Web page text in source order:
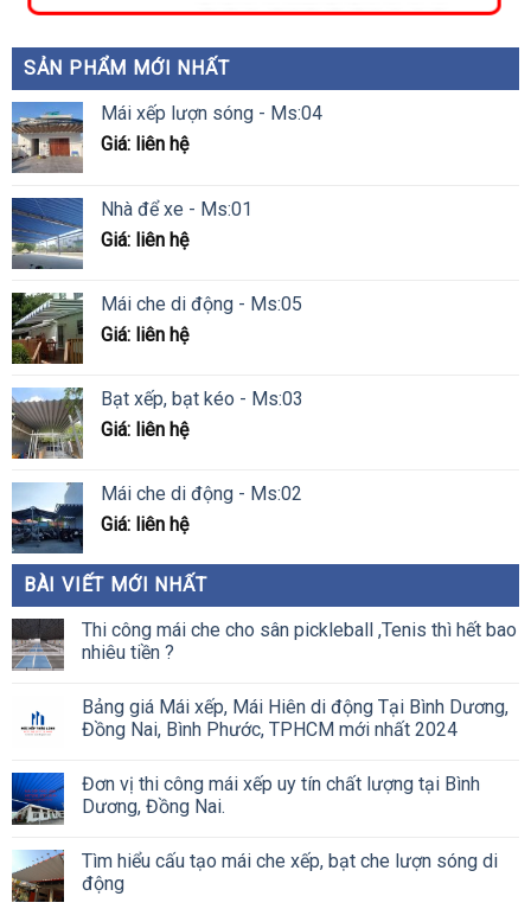
SẢN PHẨM MỚI NHẤT
Mái xếp lượn sóng - Ms:04
Giá: liên hệ
Nhà để xe - Ms:01
Giá: liên hệ
Mái che di động - Ms:05
Giá: liên hệ
Bạt xếp, bạt kéo - Ms:03
Giá: liên hệ
Mái che di động - Ms:02
Giá: liên hệ
BÀI VIẾT MỚI NHẤT
Thi công mái che cho sân pickleball ,Tenis thì hết bao
nhiêu tiền ?
Bảng giá Mái xếp, Mái Hiên di động Tại Bình Dương,
Đồng Nai, Bình Phước, TPHCM mới nhất 2024
Đơn vị thi công mái xếp uy tín chất lượng tại Bình
Dương, Đồng Nai.
Tìm hiểu cấu tạo mái che xếp, bạt che lượn sóng di
động